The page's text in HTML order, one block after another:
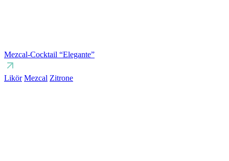
Mezcal-Cocktail “Elegante”
Likör Mezcal Zitrone